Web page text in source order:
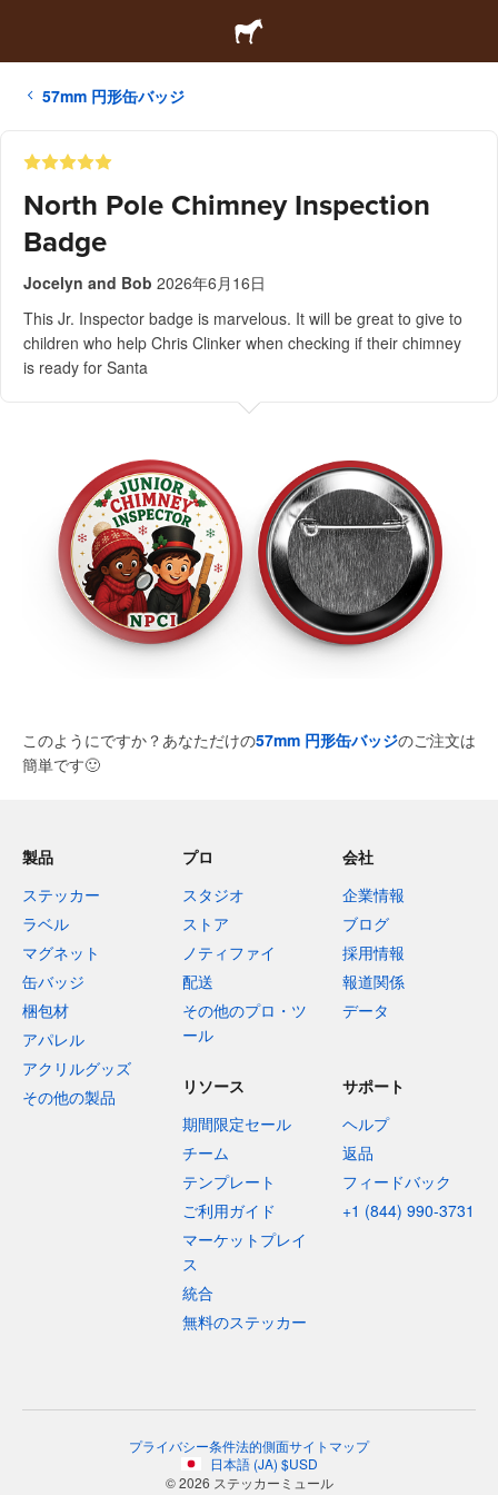
57mm 円形缶バッジ
North Pole Chimney Inspection
Badge
Jocelyn and Bob 2026年6月16日
This Jr. Inspector badge is marvelous. It will be great to give to
children who help Chris Clinker when checking if their chimney
is ready for Santa
このようにですか？あなただけの57mm 円形缶バッジのご注文は
簡単です🙂
製品
ステッカー
ラベル
マグネット
缶バッジ
梱包材
アパレル
アクリルグッズ
その他の製品
プロ
スタジオ
ストア
ノティファイ
配送
その他のプロ・ツ
ール
会社
企業情報
ブログ
採用情報
報道関係
データ
リソース
期間限定セール
チーム
テンプレート
ご利用ガイド
マーケットプレイ
ス
統合
無料のステッカー
サポート
ヘルプ
返品
フィードバック
+1 (844) 990-3731
プライバシー条件法的側面サイトマップ
日本語(JA) $USD
© 2026 ステッカーミュール